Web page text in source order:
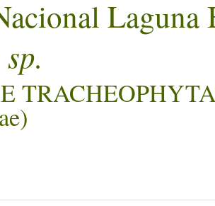
Laguna